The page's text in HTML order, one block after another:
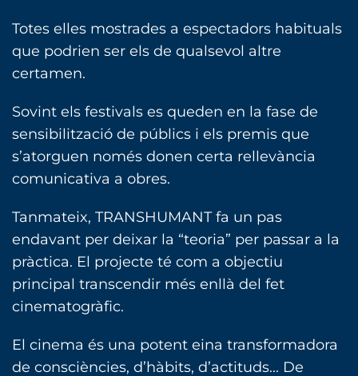
Totes elles mostrades a espectadors habituals
que podrien ser els de qualsevol altre
certamen.
Sovint els festivals es queden en la fase de
sensibilització de públics i els premis que
s’atorguen només donen certa rellevància
comunicativa a obres.
Tanmateix, TRANSHUMANT fa un pas
endavant per deixar la “teoria” per passar a la
pràctica. El projecte té com a objectiu
principal transcendir més enllà del fet
cinematogràfic.
El cinema és una potent eina transformadora
de consciències, d’hàbits, d’actituds... De